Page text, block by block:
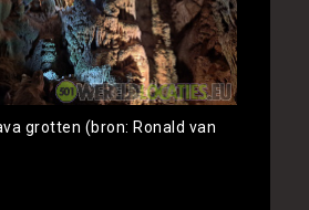
grotten (bron: Ronald van